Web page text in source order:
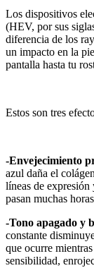
Los dispositivos
(HEV, por sus
diferencia de los
un impacto en la
pantalla hasta tu
Estos son tres
-Envejecimiento
azul daña el
líneas de expresión
pasan muchas
-Tono apagado y
constante
que ocurre
sensibilidad,